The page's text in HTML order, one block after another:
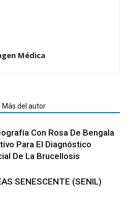
Médica
Más del autor
Con Rosa De Bengala
Para El Diagnóstico
De La Brucellosis
SENESCENTE (SENIL)